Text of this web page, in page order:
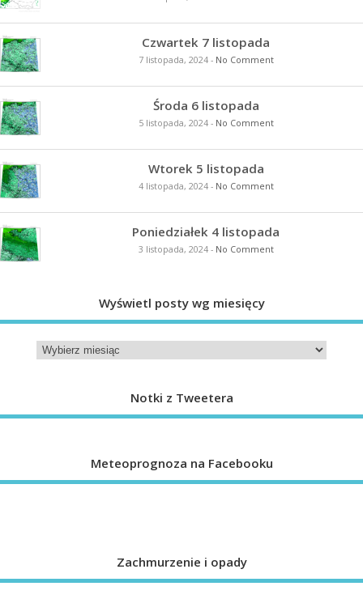
Czwartek 7 listopada
7 listopada, 2024- No Comment
Środa 6 listopada
5 listopada, 2024- No Comment
Wtorek 5 listopada
4 listopada, 2024- No Comment
Poniedziałek 4 listopada
3 listopada, 2024- No Comment
Wyświetl posty wg miesięcy
Notki z Tweetera
Meteoprognoza na Facebooku
Zachmurzenie i opady